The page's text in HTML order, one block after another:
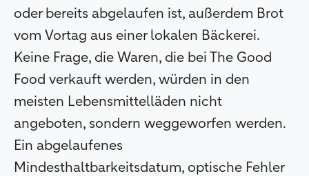
oder bereits abgelaufen ist, außerdem Brot
vom Vortag aus einer lokalen Bäckerei.
Keine Frage, die Waren, die bei The Good
Food verkauft werden, würden in den
meisten Lebensmittelläden nicht
angeboten, sondern weggeworfen werden.
Ein abgelaufenes
Mindesthaltbarkeitsdatum, optische Fehler